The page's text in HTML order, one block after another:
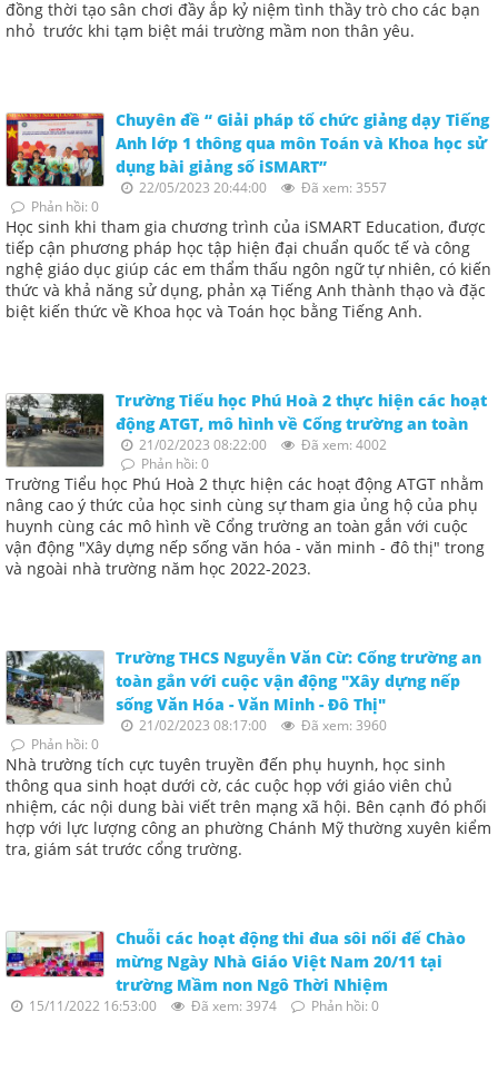
đồng thời tạo sân chơi đầy ắp kỷ niệm tình thầy trò cho các bạn
nhỏ trước khi tạm biệt mái trường mầm non thân yêu.
Chuyên đề “ Giải pháp tổ chức giảng dạy Tiếng
Anh lớp 1 thông qua môn Toán và Khoa học sử
dụng bài giảng số iSMART”
22/05/2023 20:44:00
Đã xem: 3557
Phản hồi: 0
Học sinh khi tham gia chương trình của iSMART Education, được
tiếp cận phương pháp học tập hiện đại chuẩn quốc tế và công
nghệ giáo dục giúp các em thẩm thấu ngôn ngữ tự nhiên, có kiến
thức và khả năng sử dụng, phản xạ Tiếng Anh thành thạo và đặc
biệt kiến thức về Khoa học và Toán học bằng Tiếng Anh.
Trường Tiểu học Phú Hoà 2 thực hiện các hoạt
động ATGT, mô hình về Cổng trường an toàn
21/02/2023 08:22:00
Đã xem: 4002
Phản hồi: 0
Trường Tiểu học Phú Hoà 2 thực hiện các hoạt động ATGT nhằm
nâng cao ý thức của học sinh cùng sự tham gia ủng hộ của phụ
huynh cùng các mô hình về Cổng trường an toàn gắn với cuộc
vận động "Xây dựng nếp sống văn hóa - văn minh - đô thị" trong
và ngoài nhà trường năm học 2022-2023.
Trường THCS Nguyễn Văn Cừ: Cổng trường an
toàn gắn với cuộc vận động "Xây dựng nếp
sống Văn Hóa - Văn Minh - Đô Thị"
21/02/2023 08:17:00
Đã xem: 3960
Phản hồi: 0
Nhà trường tích cực tuyên truyền đến phụ huynh, học sinh
thông qua sinh hoạt dưới cờ, các cuộc họp với giáo viên chủ
nhiệm, các nội dung bài viết trên mạng xã hội. Bên cạnh đó phối
hợp với lực lượng công an phường Chánh Mỹ thường xuyên kiểm
tra, giám sát trước cổng trường.
Chuỗi các hoạt động thi đua sôi nổi để Chào
mừng Ngày Nhà Giáo Việt Nam 20/11 tại
trường Mầm non Ngô Thời Nhiệm
15/11/2022 16:53:00 Đã xem: 3974 Phản hồi: 0